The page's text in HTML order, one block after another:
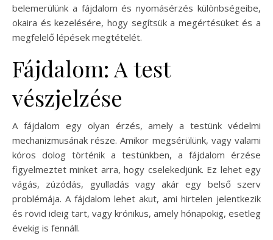
belemerülünk a fájdalom és nyomásérzés különbségeibe,
okaira és kezelésére, hogy segítsük a megértésüket és a
megfelelő lépések megtételét.
Fájdalom: A test
vészjelzése
A fájdalom egy olyan érzés, amely a testünk védelmi
mechanizmusának része. Amikor megsérülünk, vagy valami
kóros dolog történik a testünkben, a fájdalom érzése
figyelmeztet minket arra, hogy cselekedjünk. Ez lehet egy
vágás, zúzódás, gyulladás vagy akár egy belső szerv
problémája. A fájdalom lehet akut, ami hirtelen jelentkezik
és rövid ideig tart, vagy krónikus, amely hónapokig, esetleg
évekig is fennáll.